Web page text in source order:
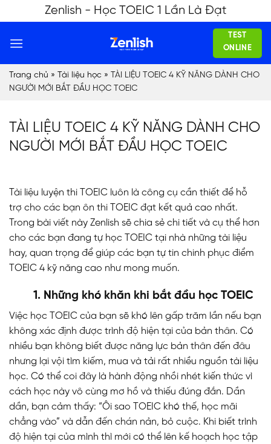
to
content
Zenlish - Học TOEIC 1 Lần Là Đạt
TEST
ONLINE
Trang chủ » Tài liệu học » TÀI LIỆU TOEIC 4 KỸ NĂNG DÀNH CHO
NGƯỜI MỚI BẮT ĐẦU HỌC TOEIC
TÀI LIỆU TOEIC 4 KỸ NĂNG DÀNH CHO
NGƯỜI MỚI BẮT ĐẦU HỌC TOEIC
Tài liệu luyện thi TOEIC luôn là công cụ cần thiết để hỗ
trợ cho các bạn ôn thi TOEIC đạt kết quả cao nhất.
Trong bài viết này Zenlish sẽ chia sẻ chi tiết và cụ thể hơn
cho các bạn đang tự học TOEIC tại nhà những tài liệu
hay, quan trọng để giúp các bạn tự tin chinh phục điểm
TOEIC 4 kỹ năng cao như mong muốn.
1. Những khó khăn khi bắt đầu học TOEIC
Việc học TOEIC của bạn sẽ khó lên gấp trăm lần nếu bạn
không xác định được trình độ hiện tại của bản thân. Có
nhiều bạn không biết được năng lực bản thân đến đâu
nhưng lại vội tìm kiếm, mua và tải rất nhiều nguồn tài liệu
học. Có thể coi đây là hành động nhồi nhét kiến thức vì
cách học này vô cùng mơ hồ và thiếu đúng đắn. Dần
dần, bạn cảm thấy: “Ôi sao TOEIC khó thế, học mãi
chẳng vào” và dẫn đến chán nản, bỏ cuộc. Khi biết trình
độ hiện tại của mình thì mới có thể lên kế hoạch học tập